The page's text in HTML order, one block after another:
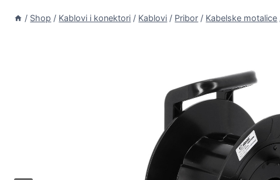
/ Shop / Kablovi i konektori / Kablovi / Pribor / Kabelske motalice